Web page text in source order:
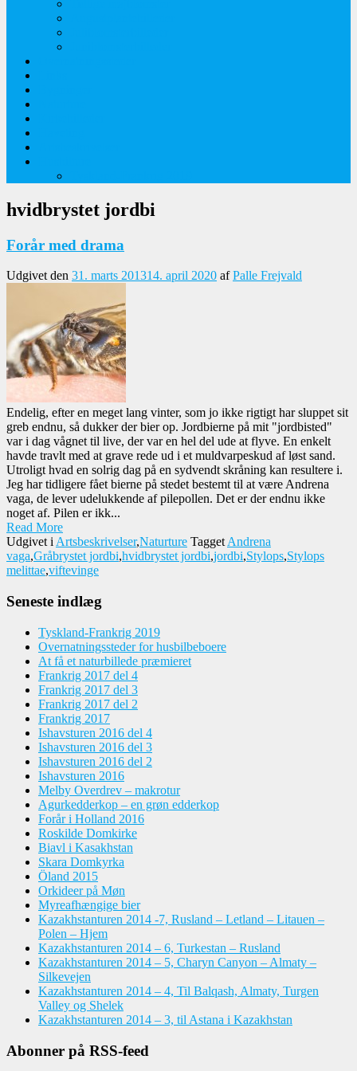
hvidbrystet jordbi
Forår med drama
Udgivet den 31. marts 201314. april 2020 afPalle Frejvald
Endelig, efter en meget lang vinter, som jo ikke rigtigt har sluppet sit
greb endnu, så dukker der bier op. Jordbierne på mit "jordbisted"
var i dag vågnet til live, der var en hel del ude at flyve. En enkelt
havde travlt med at grave rede ud i et muldvarpeskud af løst sand.
Utroligt hvad en solrig dag på en sydvendt skråning kan resultere i.
Jeg har tidligere fået bierne på stedet bestemt til at være Andrena
vaga, de lever udelukkende af pilepollen. Det er der endnu ikke
noget af. Pilen er ikk...
Read More
Udgivet iArtsbeskrivelser,Naturture TaggetAndrena
vaga,Gråbrystet jordbi,hvidbrystet jordbi,jordbi,Stylops,Stylops
melittae,viftevinge
Seneste indlæg
Tyskland-Frankrig 2019
Overnatningssteder for husbilbeboere
At få et naturbillede præmieret
Frankrig 2017 del 4
Frankrig 2017 del 3
Frankrig 2017 del 2
Frankrig 2017
Ishavsturen 2016 del 4
Ishavsturen 2016 del 3
Ishavsturen 2016 del 2
Ishavsturen 2016
Melby Overdrev – makrotur
Agurkedderkop – en grøn edderkop
Forår i Holland 2016
Roskilde Domkirke
Biavl i Kasakhstan
Skara Domkyrka
Öland 2015
Orkideer på Møn
Myreafhængige bier
Kazakhstanturen 2014 -7, Rusland – Letland – Litauen –
Polen – Hjem
Kazakhstanturen 2014 – 6, Turkestan – Rusland
Kazakhstanturen 2014 – 5, Charyn Canyon – Almaty –
Silkevejen
Kazakhstanturen 2014 – 4, Til Balqash, Almaty, Turgen
Valley og Shelek
Kazakhstanturen 2014 – 3, til Astana i Kazakhstan
Abonner på RSS-feed